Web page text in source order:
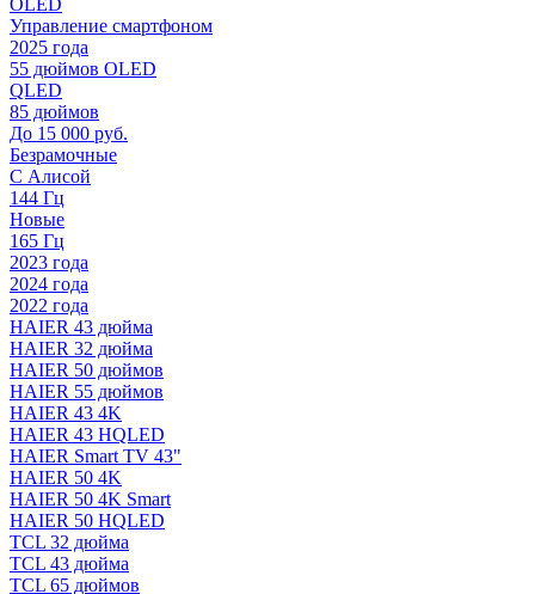
Управление смартфоном
2025 года
55 дюймов OLED
QLED
85 дюймов
До 15 000 руб.
Безрамочные
С Алисой
144 Гц
Новые
165 Гц
2023 года
2024 года
2022 года
HAIER 43 дюйма
HAIER 32 дюйма
HAIER 50 дюймов
HAIER 55 дюймов
HAIER 43 4K
HAIER 43 HQLED
HAIER Smart TV 43"
HAIER 50 4K
HAIER 50 4K Smart
HAIER 50 HQLED
TCL 32 дюйма
TCL 43 дюйма
TCL 65 дюймов